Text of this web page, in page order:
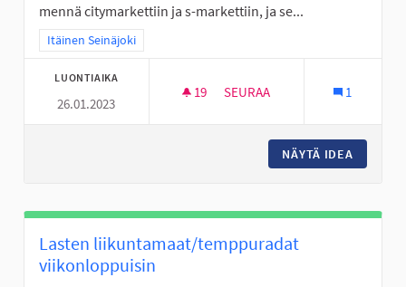
mennä citymarkettiin ja s-markettiin, ja se...
Rajaa tulokset teeman mukaan: Itäinen Seinäjoki
Itäinen Seinäjoki
LUONTIAIKA
26.01.2023
19 19 SEURAAJAA
SEURAA 1
NÄYTÄ IDEA
Lasten liikuntamaat/temppuradat
viikonloppuisin